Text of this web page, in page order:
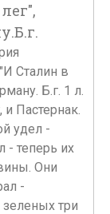
Сталин в
Б.г. 1 л.
Пастернак.
удел -
- теперь их
Они
-
три